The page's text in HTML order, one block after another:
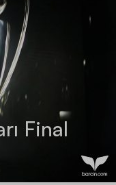
Final